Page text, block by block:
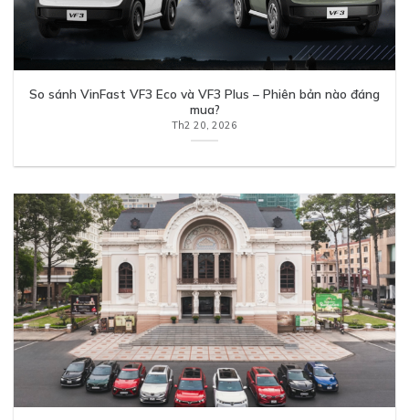
So sánh VinFast VF3 Eco và VF3 Plus – Phiên bản nào đáng
mua?
Th2 20, 2026